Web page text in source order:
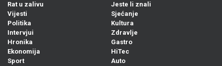
Rat u zalivu
Vijesti
Politika
Intervjui
Hronika
Ekonomija
Sport
Jeste li znali
Sjećanje
Kultura
Zdravlje
Gastro
HiTec
Auto